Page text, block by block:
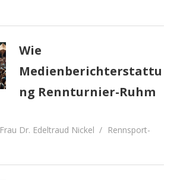
Wie
Medienberichterstattu
ng Rennturnier-Ruhm
Frau Dr. Edeltraud Nickel
Rennsport-